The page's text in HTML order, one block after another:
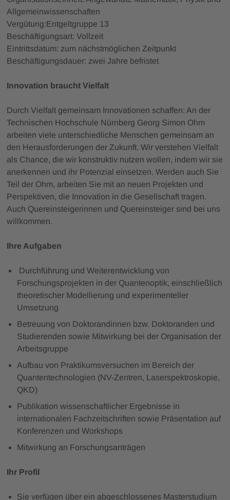
Allgemeinwissenschaften
Vergütung:Entgeltgruppe 13
Beschäftigungsart: Vollzeit
Eintrittsdatum: zum nächstmöglichen Zeitpunkt
Beschäftigungsdauer: zwei Jahre befristet
Innovation braucht Vielfalt
Durch Vielfalt gemeinsam Innovationen schaffen: An der
Technischen Hochschule Nürnberg Georg Simon Ohm
arbeiten viele unterschiedliche Menschen gemeinsam an
den Herausforderungen der Zukunft. Wir verstehen Vielfalt
als Chance, die wir konstruktiv nutzen wollen, indem wir sie
anerkennen und ihr Potenzial einsetzen. Werden auch Sie
Teil der Ohm, arbeiten Sie mit an neuen Projekten und
Perspektiven, die Innovation in die Gesellschaft tragen.
Auch Quereinsteigerinnen und Quereinsteiger sind bei uns
willkommen.
Ihre Aufgaben
Durchführung und Weiterentwicklung von
Forschungsprojekten in der Quantenoptik, einschließlich
theoretischer Modellierung und experimenteller
Umsetzung
Betreuung von Doktorandinnen bzw. Doktoranden und
Studierenden sowie Mitwirkung bei der Organisation der
Arbeitsgruppe
Aufbau von Praktikumsversuchen im Bereich der
Quantentechnologien (NV-Zentren, Laserspektroskopie,
QKD)
Publikation wissenschaftlicher Ergebnisse in
internationalen Fachzeitschriften sowie Präsentation auf
Konferenzen und Workshops
Mitwirkung an Forschungsanträgen
Ihr Profil
Sie verfügen über ein abgeschlossenes Masterstudium